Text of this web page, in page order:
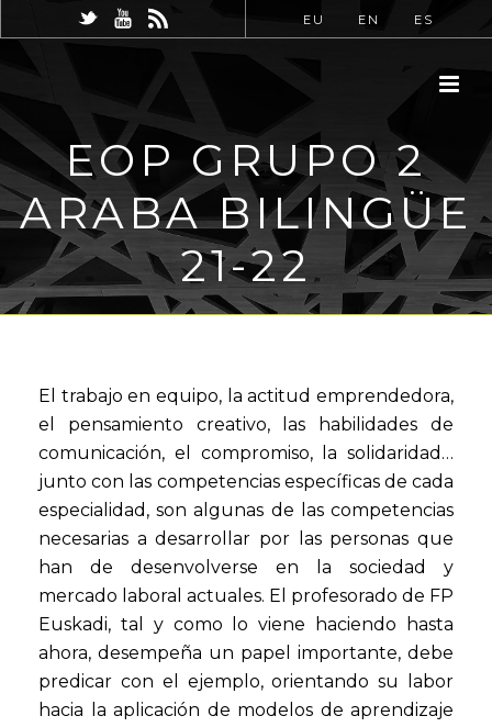
EU EN ES
EOP GRUPO 2
ARABA BILINGÜE
21-22
El trabajo en equipo, la actitud emprendedora,
el pensamiento creativo, las habilidades de
comunicación, el compromiso, la solidaridad…
junto con las competencias específicas de cada
especialidad, son algunas de las competencias
necesarias a desarrollar por las personas que
han de desenvolverse en la sociedad y
mercado laboral actuales. El profesorado de FP
Euskadi, tal y como lo viene haciendo hasta
ahora, desempeña un papel importante, debe
predicar con el ejemplo, orientando su labor
hacia la aplicación de modelos de aprendizaje